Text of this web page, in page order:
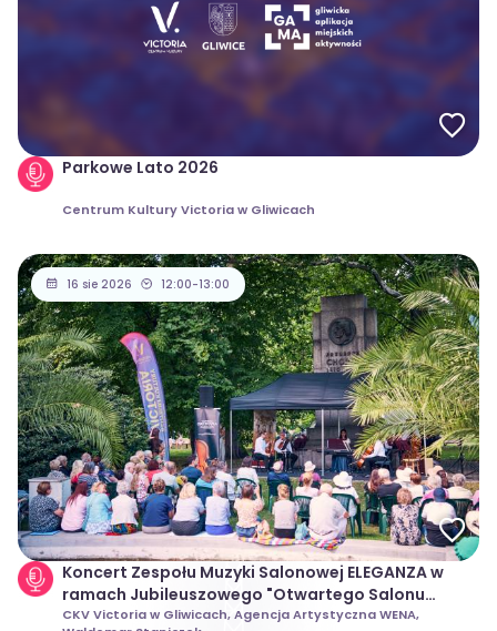
Parkowe Lato 2026
Centrum Kultury Victoria w Gliwicach
16 sie 2026 12:00-13:00
Koncert Zespołu Muzyki Salonowej ELEGANZA w
ramach Jubileuszowego "Otwartego Salonu
Muzycznego" 2026 w Gliwicach
CKV Victoria w Gliwicach, Agencja Artystyczna WENA,